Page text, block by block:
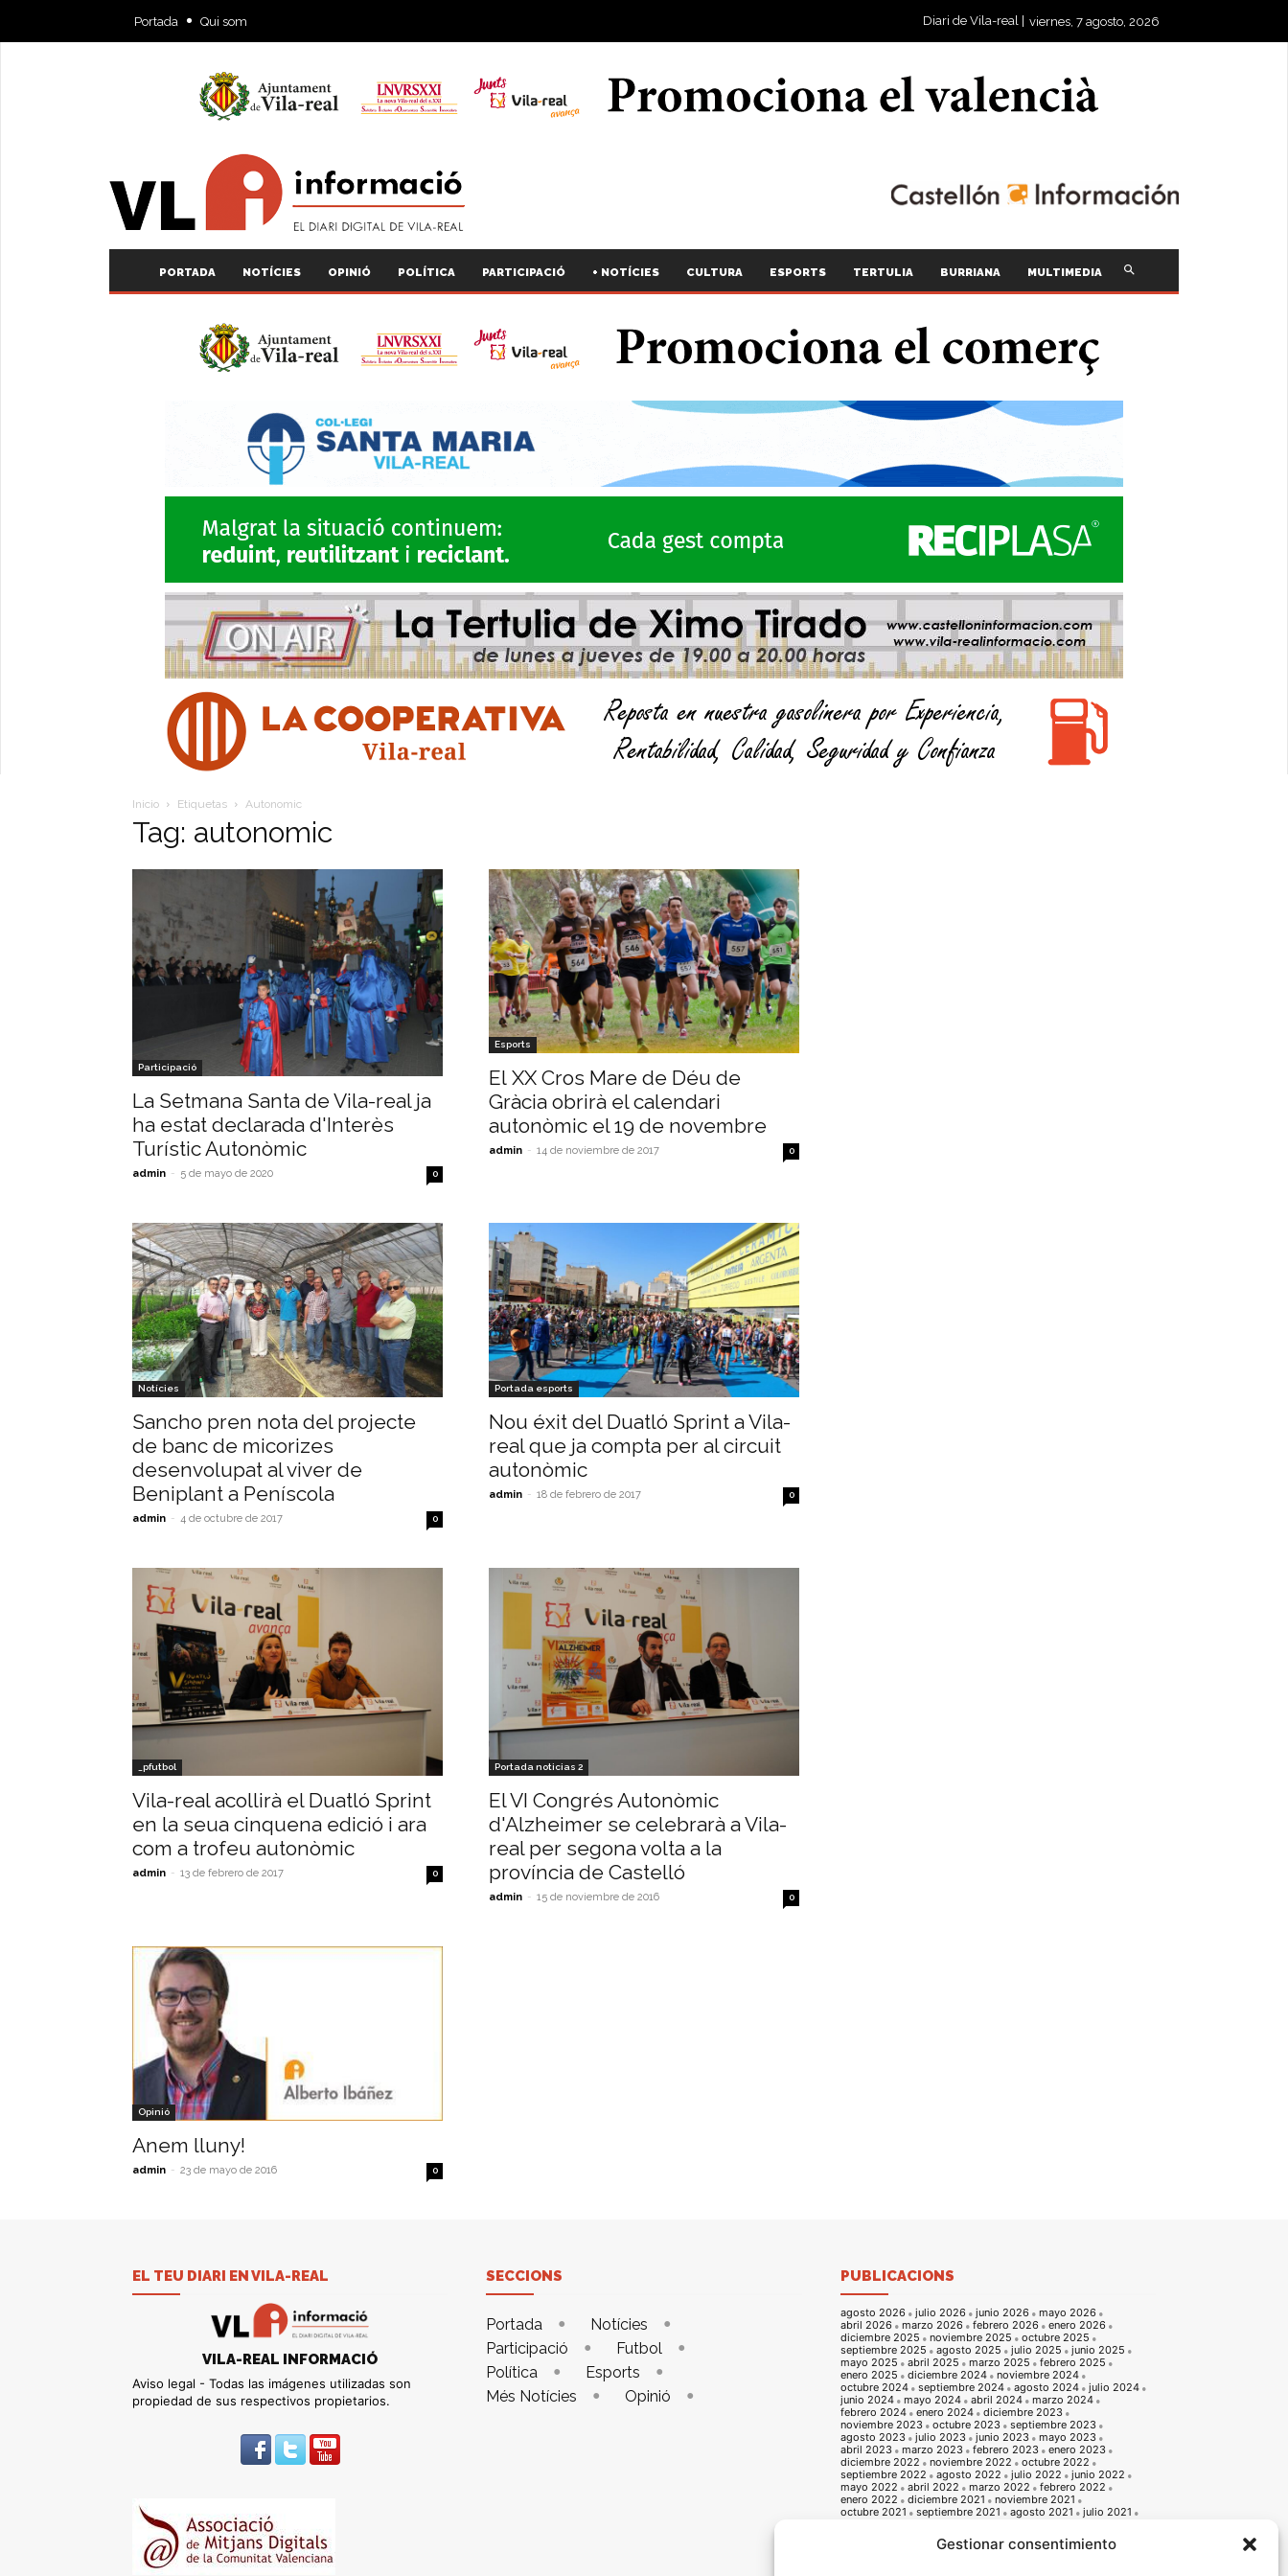
Gestionar consentimiento
Portada Qui som Diari de Vila-real | viernes, 7 agosto, 2026
PORTADA NOTÍCIES OPINIÓ POLÍTICA PARTICIPACIÓ + NOTÍCIES CULTURA ESPORTS TERTULIA BURRIANA MULTIMEDIA
Inicio Etiquetas Autonomic
Tag: autonomic
Participació
La Setmana Santa de Vila-real ja
ha estat declarada d'Interès
Turístic Autonòmic
admin - 5 de mayo de 2020 0
Esports
El XX Cros Mare de Déu de
Gràcia obrirà el calendari
autonòmic el 19 de novembre
admin - 14 de noviembre de 2017 0
Notícies
Sancho pren nota del projecte
de banc de micorizes
desenvolupat al viver de
Beniplant a Peníscola
admin - 4 de octubre de 2017 0
Portada esports
Nou éxit del Duatló Sprint a Vila-
real que ja compta per al circuit
autonòmic
admin - 18 de febrero de 2017 0
_pfutbol
Vila-real acollirà el Duatló Sprint
en la seua cinquena edició i ara
com a trofeu autonòmic
admin - 13 de febrero de 2017 0
Portada noticias 2
El VI Congrés Autonòmic
d'Alzheimer se celebrarà a Vila-
real per segona volta a la
província de Castelló
admin - 15 de noviembre de 2016 0
Opinió
Anem lluny!
admin - 23 de mayo de 2016 0
EL TEU DIARI EN VILA-REAL
VILA-REAL INFORMACIÓ
Aviso legal - Todas las imágenes utilizadas son
propiedad de sus respectivos propietarios.
SECCIONS
Portada
Notícies
Participació
Futbol
Política
Esports
Més Notícies
Opinió
PUBLICACIONS
agosto 2026 julio 2026 junio 2026
mayo 2026
abril 2026
marzo 2026 febrero 2026
enero 2026
diciembre 2025
noviembre 2025
octubre 2025
septiembre 2025
agosto 2025 julio 2025
junio 2025
mayo 2025
abril 2025 marzo 2025
febrero 2025
enero 2025
diciembre 2024
noviembre 2024
octubre 2024
septiembre 2024 agosto 2024
julio 2024
junio 2024
mayo 2024 abril 2024
marzo 2024
febrero 2024
enero 2024
diciembre 2023
noviembre 2023
octubre 2023
septiembre 2023
agosto 2023
julio 2023 junio 2023
mayo 2023
abril 2023
marzo 2023 febrero 2023
enero 2023
diciembre 2022
noviembre 2022
octubre 2022
septiembre 2022
agosto 2022 julio 2022
junio 2022
mayo 2022
abril 2022 marzo 2022
febrero 2022
enero 2022
diciembre 2021
noviembre 2021
octubre 2021
septiembre 2021 agosto 2021
julio 2021
enero 2021
octubre 2020
septiembre 2020